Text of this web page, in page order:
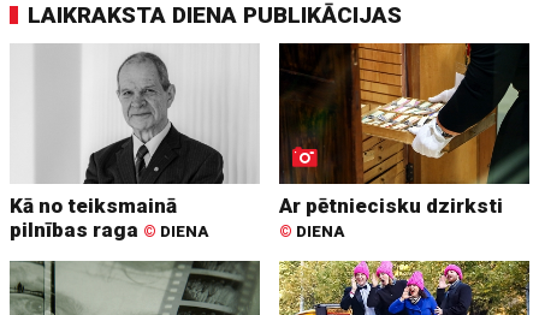
LAIKRAKSTA DIENA PUBLIKĀCIJAS
Kā no teiksmainā
pilnības raga © DIENA
Ar pētniecisku dzirksti
© DIENA